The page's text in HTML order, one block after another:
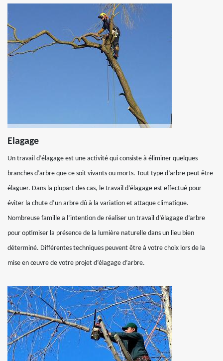
Elagage
Un travail d’élagage est une activité qui consiste à éliminer quelques
branches d’arbre que ce soit vivants ou morts. Tout type d’arbre peut être
élaguer. Dans la plupart des cas, le travail d’élagage est effectué pour
éviter la chute d’un arbre dû à la variation et attaque climatique.
Nombreuse famille a l’intention de réaliser un travail d’élagage d’arbre
pour optimiser la présence de la lumière naturelle dans un lieu bien
déterminé. Différentes techniques peuvent être à votre choix lors de la
mise en œuvre de votre projet d’élagage d’arbre.